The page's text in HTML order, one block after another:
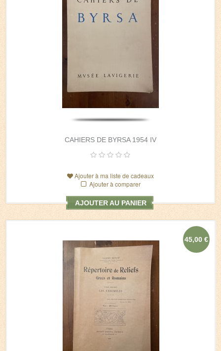
CAHIERS DE BYRSA 1954 IV
Ajouter à ma liste de cadeaux
Ajouter à comparer
AJOUTER AU PANIER
45,00 €